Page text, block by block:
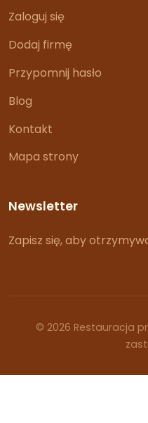
Zaloguj się
Dodaj firmę
Przypomnij hasło
Blog
Kontakt
Mapa strony
Newsletter
Zapisz się, aby
© 2026 Restauracja